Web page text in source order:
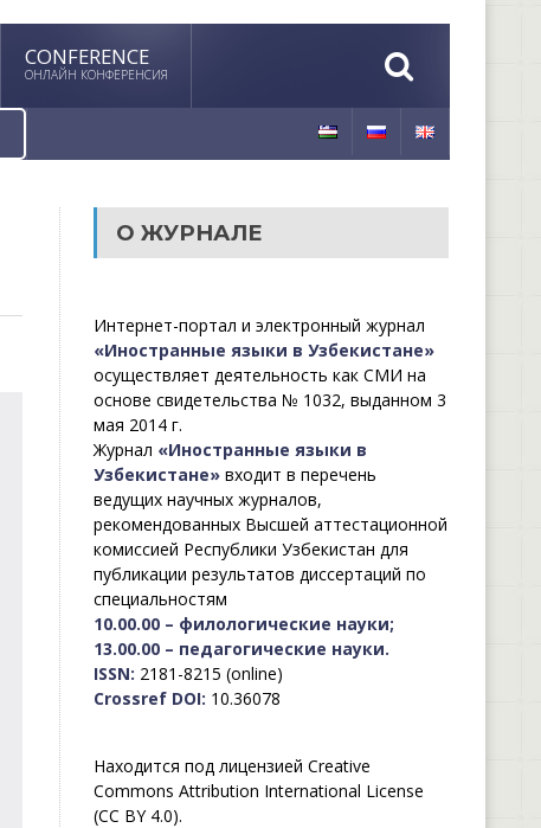
CONFERENCE
ОНЛАЙН КОНФЕРЕНСИЯ
О ЖУРНАЛЕ
Интернет-портал и электронный журнал
«Иностранные языки в Узбекистане»
осуществляет деятельность как СМИ на
основе свидетельства № 1032, выданном 3
мая 2014 г.
Журнал «Иностранные языки в
Узбекистане»входит в перечень
ведущих научных журналов,
рекомендованных Высшей аттестационной
комиссией Республики Узбекистан для
публикации результатов диссертаций по
специальностям
10.00.00 – филологические науки;
13.00.00 – педагогические науки.
ISSN: 2181-8215 (online)
Crossref DOI: 10.36078
Находится под лицензией Creative
Commons Attribution International License
(CC BY 4.0).